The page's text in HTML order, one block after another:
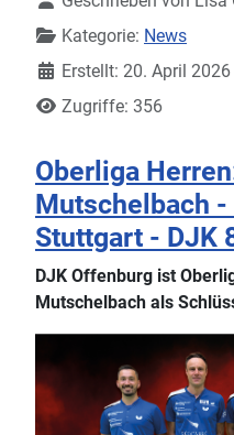
Kategorie: News
Erstellt: 20. April 2026
Zugriffe: 356
Oberliga
Mutschelbach -
Stuttgart - DJK
DJK Offenburg ist
Mutschelbach als